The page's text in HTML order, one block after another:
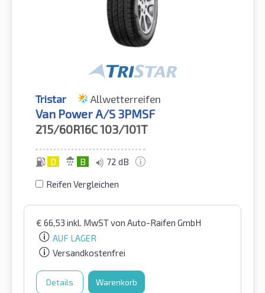
Tristar Allwetterreifen
Van Power A/S 3PMSF
215/60R16C103/101T
D B 72 dB
Reifen Vergleichen
€ 66,53 inkl. MwSTvon Auto-Raifen GmbH
AUF LAGER
Versandkostenfrei
Details Warenkorb